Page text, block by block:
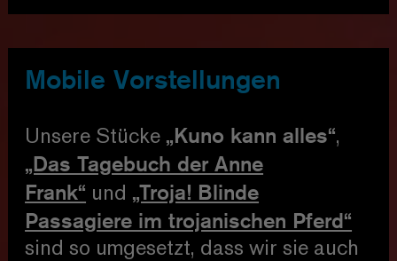
Mobile Vorstellungen
Unsere Stücke „Kuno kann alles“,
„Das Tagebuch der Anne
Frank“ und „Troja! Blinde
Passagiere im trojanischen Pferd“
sind so umgesetzt, dass wir sie auch